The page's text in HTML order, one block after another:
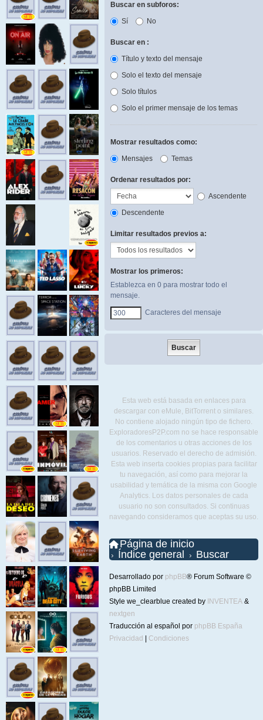
Buscar en subforos:
Sí
No
Buscar en :
Título y texto del mensaje
Solo el texto del mensaje
Solo títulos
Solo el primer mensaje de los temas
Mostrar resultados como:
Mensajes
Temas
Ordenar resultados por:
Ascendente
Descendente
Limitar resultados previos a:
Mostrar los primeros:
Establezca en 0 para mostrar todo el
mensaje.
Caracteres del mensaje
Esta web está basada en enlaces para
descargar con eMule, BitTorrent o similares.
No contiene alojado ningún tipo de fichero.
ExploradoresP2P.com no se hace responsable
de los comentarios u otras acciones de los
usuarios. Reservado el derecho de admisión.
Esta web inserta cookies propias para facilitar
tu navegación, así como para mejorar la
usabilidad y temática de la misma con Google
Analytics. Los datos personales de cada
usuario no son consultados. Si continuas
navegando consideramos que aceptas su uso.
Página de inicio
Índice general
Buscar
Desarrollado por phpBB® Forum Software ©
phpBB Limited
Style we_clearblue created by INVENTEA &
nextgen
Traducción al español por phpBB España
Privacidad
Condiciones